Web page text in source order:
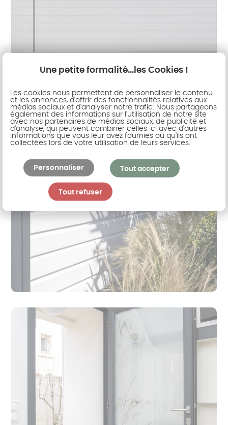
Une petite formalité...les Cookies !
Les cookies nous permettent de personnaliser le contenu
et les annonces, d'offrir des fonctionnalités relatives aux
médias sociaux et d'analyser notre trafic. Nous partageons
également des informations sur l'utilisation de notre site
avec nos partenaires de médias sociaux, de publicité et
d'analyse, qui peuvent combiner celles-ci avec d'autres
informations que vous leur avez fournies ou qu'ils ont
collectées lors de votre utilisation de leurs services.
Tout accepter
Tout refuser
Personnaliser